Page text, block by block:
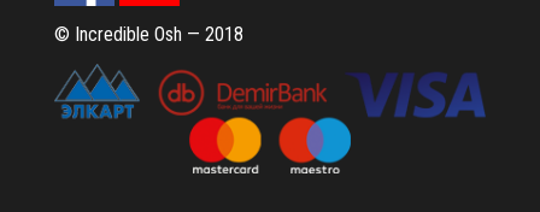
© Incredible Osh — 2018